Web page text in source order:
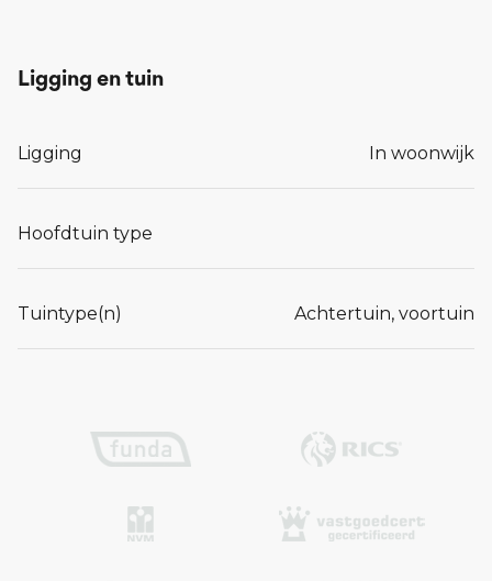
Ligging en tuin
Ligging In woonwijk
Hoofdtuin type
Tuintype(n) Achtertuin, voortuin